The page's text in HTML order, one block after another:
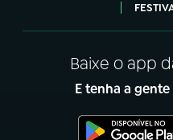
Baixe o app
E tenha a